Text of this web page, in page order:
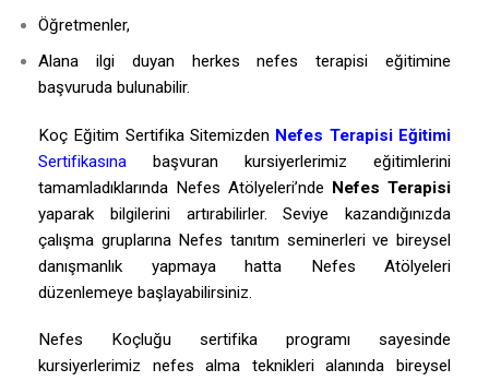
Öğretmenler,
Alana ilgi duyan herkes nefes terapisi eğitimine
başvuruda bulunabilir.
Koç Eğitim Sertifika Sitemizden Nefes Terapisi Eğitimi
Sertifikasına başvuran kursiyerlerimiz eğitimlerini
tamamladıklarında Nefes Atölyeleri’nde Nefes Terapisi
yaparak bilgilerini artırabilirler. Seviye kazandığınızda
çalışma gruplarına Nefes tanıtım seminerleri ve bireysel
danışmanlık yapmaya hatta Nefes Atölyeleri
düzenlemeye başlayabilirsiniz.
Nefes Koçluğu sertifika programı sayesinde
kursiyerlerimiz nefes alma teknikleri alanında bireysel